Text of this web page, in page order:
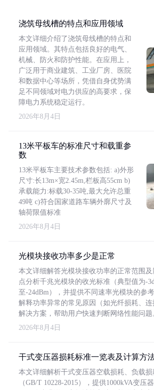
浇筑母线槽的特点和应用领域
本文详细介绍了浇筑母线槽的特点和
应用领域。其特点包括良好的电气、
机械、防火和防护性能。在应用上，
广泛用于商业建筑、工业厂房、医院
和数据中心等场所，凭借自身优势满
足不同领域对电力供应的高要求，保
障电力系统稳定运行。
2026年8月4日
13米平板车的标准尺寸和载重参
数
13米平板车主要技术参数包括: a)外形
尺寸:长13m×宽2.45m,栏板高55cm b)
承载能力:标载30-35吨,最大允许总重
49吨 c)符合国家道路车辆外廓尺寸及
轴荷限值标准
2026年8月4日
光模块接收功率多少是正常
本文详细解答光模块接收功率的正常范围
点分析千兆光模块的收光标准（典型值为-
至-24dBm），并提供不同速率光模块的参
解释功率异常的常见原因（如光纤损耗、连
解决方案，帮助用户快速判断网络性能问题
2026年8月4日
干式变压器损耗标准一览表及计算方
本文详细解析干式变压器空载损耗、负载
（GB/T 10228-2015），提供1000kVA变压